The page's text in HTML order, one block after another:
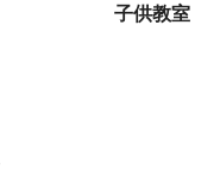
子供教室